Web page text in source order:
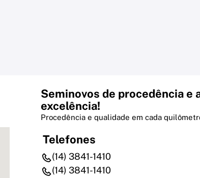
Seminovos de procedência e
excelência!
Procedência e qualidade em cada
Telefones
(14) 3841-1410
(14) 3841-1410